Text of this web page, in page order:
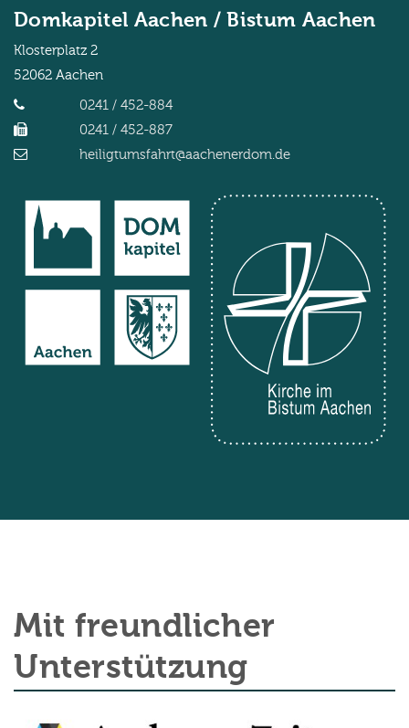
Domkapitel Aachen / Bistum Aachen
Klosterplatz 2
52062 Aachen
0241 / 452-884
0241 / 452-887
heiligtumsfahrt@aachenerdom.de
Mit freundlicher
Unterstützung